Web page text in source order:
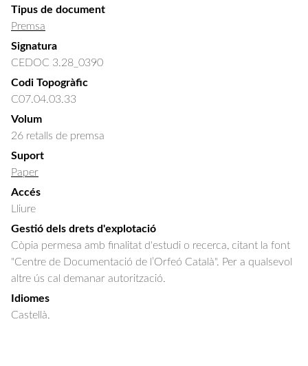
Tipus de document
Premsa
Signatura
CEDOC 3.28_0390
Codi Topogràfic
C07.04.03.33
Volum
26 retalls de premsa
Suport
Paper
Accés
Lliure
Gestió dels drets d'explotació
Còpia permesa amb finalitat d'estudi o recerca, citant la font
"Centre de Documentació de l’Orfeó Català". Per a qualsevol
altre ús cal demanar autorització.
Idiomes
Castellà.